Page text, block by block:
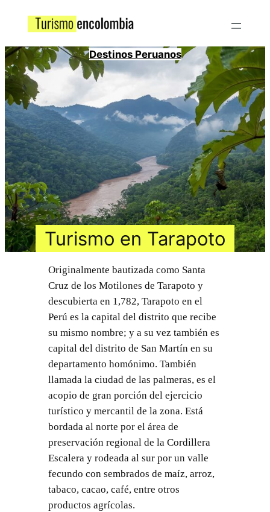
Destinos Peruanos
Turismo en Tarapoto
Originalmente bautizada como Santa
Cruz de los Motilones de Tarapoto y
descubierta en 1,782, Tarapoto en el
Perú es la capital del distrito que recibe
su mismo nombre; y a su vez también es
capital del distrito de San Martín en su
departamento homónimo. También
llamada la ciudad de las palmeras, es el
acopio de gran porción del ejercicio
turístico y mercantil de la zona. Está
bordada al norte por el área de
preservación regional de la Cordillera
Escalera y rodeada al sur por un valle
fecundo con sembrados de maíz, arroz,
tabaco, cacao, café, entre otros
productos agrícolas.